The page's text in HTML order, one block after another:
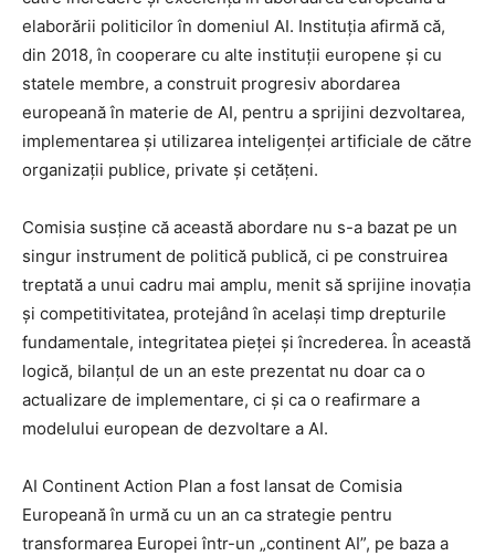
elaborării politicilor în domeniul AI. Instituția afirmă că,
din 2018, în cooperare cu alte instituții europene și cu
statele membre, a construit progresiv abordarea
europeană în materie de AI, pentru a sprijini dezvoltarea,
implementarea și utilizarea inteligenței artificiale de către
organizații publice, private și cetățeni.
Comisia susține că această abordare nu s-a bazat pe un
singur instrument de politică publică, ci pe construirea
treptată a unui cadru mai amplu, menit să sprijine inovația
și competitivitatea, protejând în același timp drepturile
fundamentale, integritatea pieței și încrederea. În această
logică, bilanțul de un an este prezentat nu doar ca o
actualizare de implementare, ci și ca o reafirmare a
modelului european de dezvoltare a AI.
AI Continent Action Plan a fost lansat de Comisia
Europeană în urmă cu un an ca strategie pentru
transformarea Europei într-un „continent AI”, pe baza a